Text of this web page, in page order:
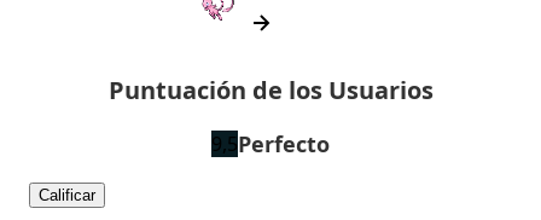
Puntuación de los Usuarios
9,5Perfecto
Calificar